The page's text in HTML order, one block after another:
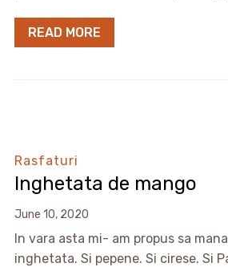
READ MORE
Rasfaturi
Inghetata de mango
June 10, 2020
In vara asta mi- am propus sa
inghetata. Si pepene. Si cirese. Si